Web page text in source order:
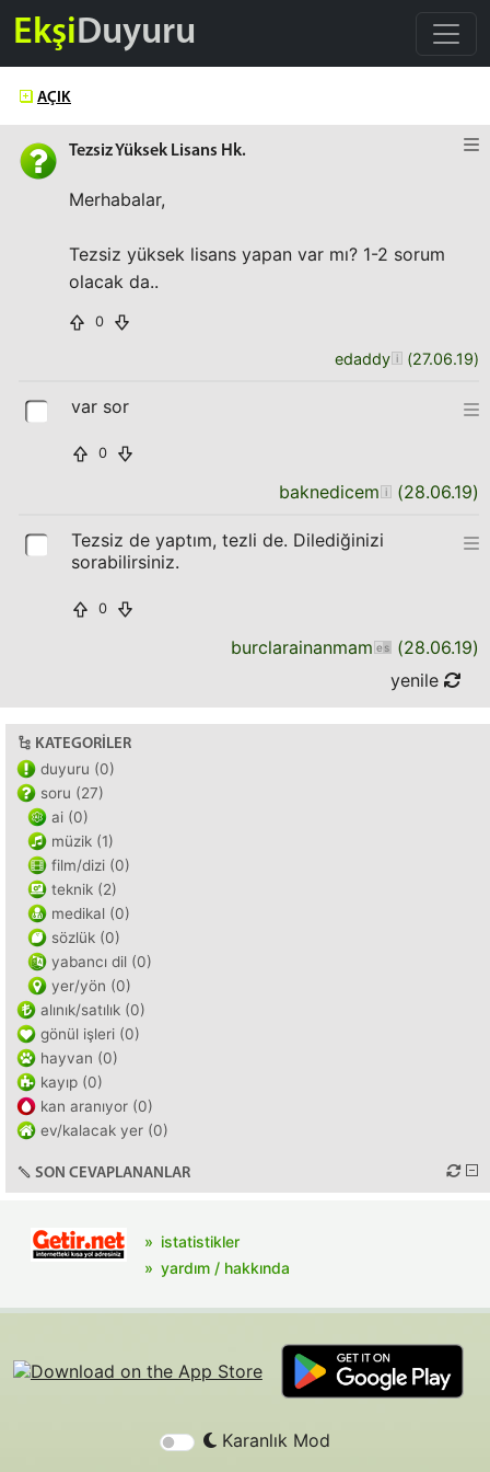
EkşiDuyuru
AÇIK
Tezsiz Yüksek Lisans Hk.
Merhabalar,
Tezsiz yüksek lisans yapan var mı? 1-2 sorum
olacak da..
0
edaddy (27.06.19)
var sor
0
baknedicem (28.06.19)
Tezsiz de yaptım, tezli de. Dilediğinizi
sorabilirsiniz.
0
burclarainanmam (28.06.19)
yenile
KATEGORILER
duyuru (0)
soru (27)
ai (0)
müzik (1)
film/dizi (0)
teknik (2)
medikal (0)
sözlük (0)
yabancı dil (0)
yer/yön (0)
alınık/satılık (0)
gönül işleri (0)
hayvan (0)
kayıp (0)
kan aranıyor (0)
ev/kalacak yer (0)
SON CEVAPLANANLAR
istatistikler
yardım / hakkında
Karanlık Mod